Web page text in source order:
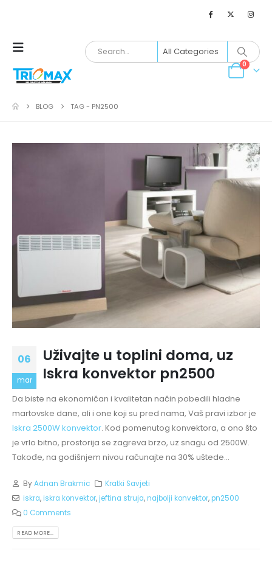
0
BLOG TAG - PN2500
06
mar
Uživajte u toplini doma, uz
Iskra konvektor pn2500
Da biste na ekonomičan i kvalitetan način pobedili hladne
martovske dane, ali i one koji su pred nama, Vaš pravi izbor je
Iskra 2500W konvektor. Kod pomenutog konvektora, a ono što
je vrlo bitno, prostorija se zagreva brzo, uz snagu od 2500W.
Takođe, na godišnjem nivou računajte na 30% uštede...
ByAdnan Brakmic
Kratki Savjeti
iskra,iskra konvektor,jeftina struja,najbolji konvektor,pn2500
0 Comments
READ MORE...